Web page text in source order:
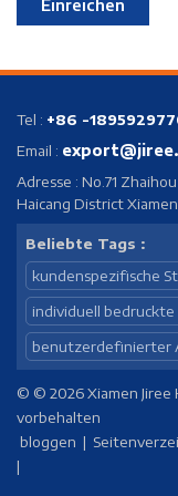
Einreichen
Tel : +86 -
Email :
Adresse : No.71
Haicang District
Beliebte Tags :
kundenspezifische
individuell bedruckte
benutzerdefinierter
© © 2026 Xiamen Jiree
vorbehalten
bloggen |
|